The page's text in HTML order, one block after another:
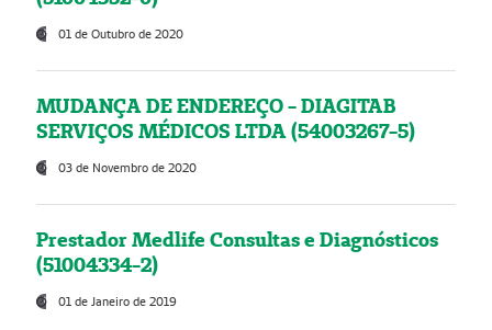
01 de Outubro de 2020
MUDANÇA DE ENDEREÇO - DIAGITAB
SERVIÇOS MÉDICOS LTDA (54003267-5)
03 de Novembro de 2020
Prestador Medlife Consultas e Diagnósticos
(51004334-2)
01 de Janeiro de 2019